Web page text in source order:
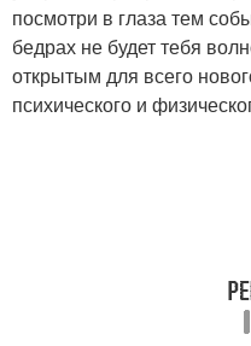
посмотри в глаза тем
бедрах не будет тебя
открытым для всего
психического и